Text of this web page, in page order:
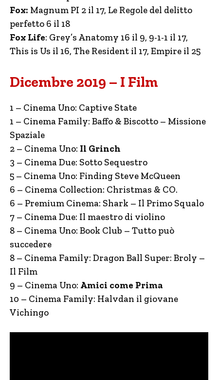
Fox: Magnum PI 2 il 17, Le Regole del delitto
perfetto 6 il 18
Fox Life: Grey’s Anatomy 16 il 9, 9-1-1 il 17,
This is Us il 16, The Resident il 17, Empire il 25
Dicembre 2019 – I Film
1 – Cinema Uno: Captive State
1 – Cinema Family: Baffo & Biscotto – Missione
Spaziale
2 – Cinema Uno: Il Grinch
3 – Cinema Due: Sotto Sequestro
5 – Cinema Uno: Finding Steve McQueen
6 – Cinema Collection: Christmas & CO.
6 – Premium Cinema: Shark – Il Primo Squalo
7 – Cinema Due: Il maestro di violino
8 – Cinema Uno: Book Club – Tutto può
succedere
8 – Cinema Family: Dragon Ball Super: Broly –
Il Film
9 – Cinema Uno: Amici come Prima
10 – Cinema Family: Halvdan il giovane
Vichingo